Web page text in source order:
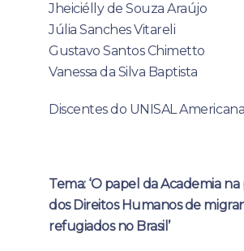
Jheiciélly de Souza Araújo
Júlia Sanches Vitareli
Gustavo Santos Chimetto
Vanessa da Silva Baptista
Discentes do UNISAL
Tema: ‘O papel da Academia
dos Direitos Humanos de
refugiados no Brasil’